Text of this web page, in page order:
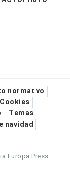
normativo
Temas
navidad
Europa Press.